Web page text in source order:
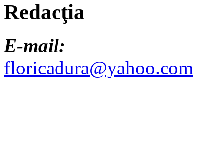
Redacţia
E-mail:
floricadura@yahoo.com